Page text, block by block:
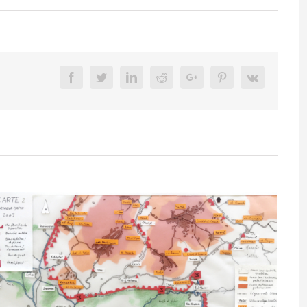
FacebookTwitterLinkedinRedditGoogle+ PinterestVk